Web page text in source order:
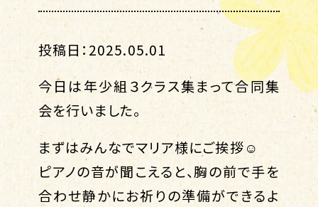
投稿日：2025.05.01
今日は年少組３クラス集まって合同集
会を行いました。
まずはみんなでマリア様にご挨拶☺
ピアノの音が聞こえると、胸の前で手を
合わせ静かにお祈りの準備ができるよ